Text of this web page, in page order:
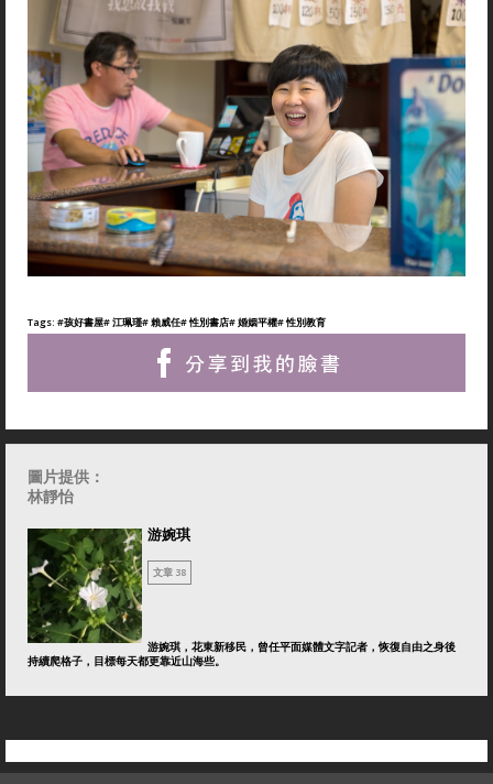
Tags: #孩好書屋# 江珮瑾# 賴威任# 性別書店# 婚姻平權# 性別教育
圖片提供：
林靜怡
游婉琪
文章 38
游婉琪，花東新移民，曾任平面媒體文字記者，恢復自由之身後
持續爬格子，目標每天都更靠近山海些。